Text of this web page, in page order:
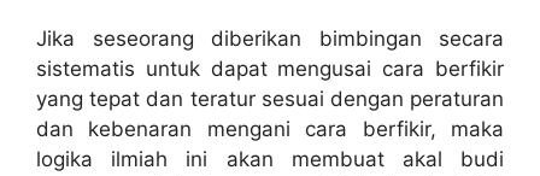
Jika seseorang diberikan bimbingan secara
sistematis untuk dapat mengusai cara berfikir
yang tepat dan teratur sesuai dengan peraturan
dan kebenaran mengani cara berfikir, maka
logika ilmiah ini akan membuat akal budi